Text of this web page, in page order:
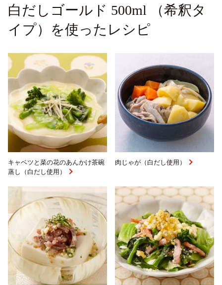
白だしゴールド 500ml （希釈タ
イプ）を使ったレシピ
キャベツと菜の花のあんかけ茶碗
蒸し（白だし使用）
肉じゃが（白だし使用）